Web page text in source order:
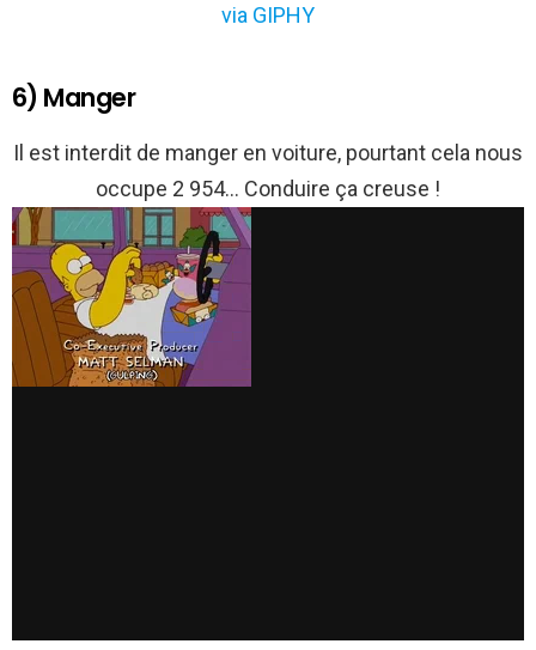
via GIPHY
6) Manger
Il est interdit de manger en voiture, pourtant cela nous
occupe 2 954… Conduire ça creuse !